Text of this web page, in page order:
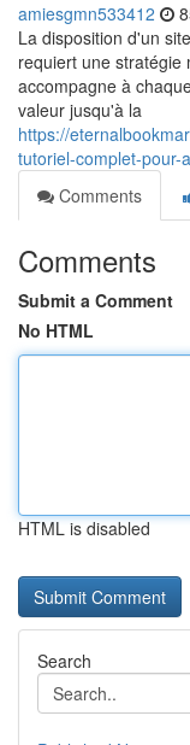
amiesgmn533412
La disposition d'un
requiert une stratégie
accompagne à
valeur jusqu'à la
https://
tutoriel-complet-pour-
Comments
Comments
Submit a Comment
No HTML
HTML is disabled
Search